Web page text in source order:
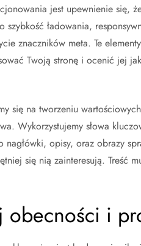
jest upewnienie się,
ładowania,
znaczników meta. Te
Twoją stronę i ocenić jej
się na tworzeniu
Wykorzystujemy słowa
nagłówki, opisy, oraz obrazy
się nią zainteresują. Treść
obecności i